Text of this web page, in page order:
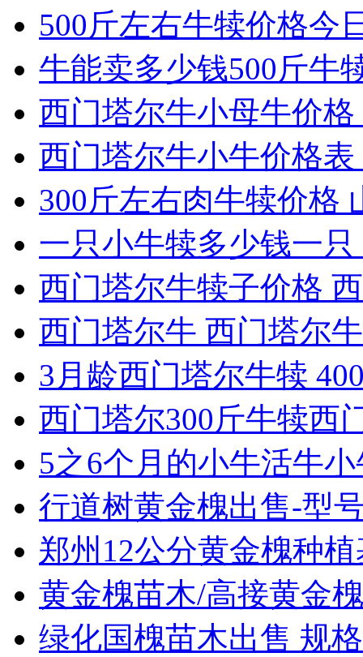
500斤左右牛犊价格今
牛能卖多少钱500斤牛
西门塔尔牛小母牛价
西门塔尔牛小牛价格
300斤左右肉牛犊价格
一只小牛犊多少钱一
西门塔尔牛犊子价格
西门塔尔牛 西门塔尔
3月龄西门塔尔牛犊
西门塔尔300斤牛犊西
5之6个月的小牛活牛
行道树黄金槐出售-型
郑州12公分黄金槐种
黄金槐苗木/高接黄金
绿化国槐苗木出售 规